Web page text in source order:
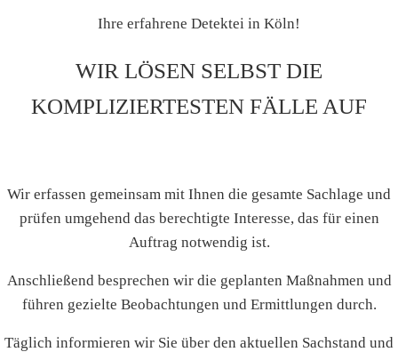
Ihre erfahrene Detektei in Köln!
WIR LÖSEN SELBST DIE
KOMPLIZIERTESTEN FÄLLE AUF
Wir erfassen gemeinsam mit Ihnen die gesamte Sachlage und
prüfen umgehend das berechtigte Interesse, das für einen
Auftrag notwendig ist.
Anschließend besprechen wir die geplanten Maßnahmen und
führen gezielte Beobachtungen und Ermittlungen durch.
Täglich informieren wir Sie über den aktuellen Sachstand und